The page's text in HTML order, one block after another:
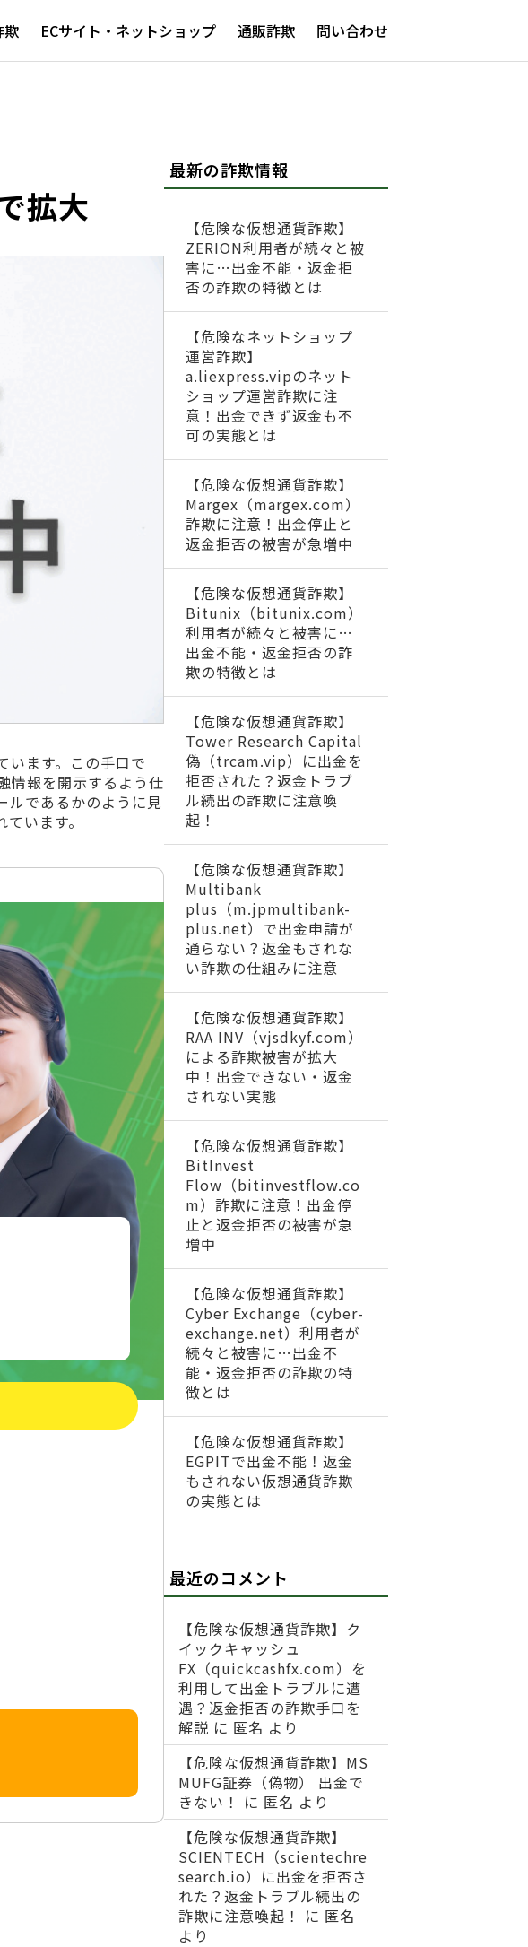
欺 ECサイト・ネットショップ 通販詐欺 問い合わせ
拡大
います。この手口で
情報を開示するよう仕
ルであるかのように見
います。
最新の詐欺情報
【危険な仮想通貨詐欺】
ZERION利用者が続々と被
害に…出金不能・返金拒
否の詐欺の特徴とは
【危険なネットショップ
運営詐欺】
a.liexpress.vipのネット
ショップ運営詐欺に注
意！出金できず返金も不
可の実態とは
【危険な仮想通貨詐欺】
Margex（margex.com）
詐欺に注意！出金停止と
返金拒否の被害が急増中
【危険な仮想通貨詐欺】
Bitunix（bitunix.com）
利用者が続々と被害に…
出金不能・返金拒否の詐
欺の特徴とは
【危険な仮想通貨詐欺】
Tower Research Capital
偽（trcam.vip）に出金を
拒否された？返金トラブ
ル続出の詐欺に注意喚
起！
【危険な仮想通貨詐欺】
Multibank
plus（m.jpmultibank-
plus.net）で出金申請が
通らない？返金もされな
い詐欺の仕組みに注意
【危険な仮想通貨詐欺】
RAA INV（vjsdkyf.com）
による詐欺被害が拡大
中！出金できない・返金
されない実態
【危険な仮想通貨詐欺】
BitInvest
Flow（bitinvestflow.co
m）詐欺に注意！出金停
止と返金拒否の被害が急
増中
【危険な仮想通貨詐欺】
Cyber Exchange（cyber-
exchange.net）利用者が
続々と被害に…出金不
能・返金拒否の詐欺の特
徴とは
【危険な仮想通貨詐欺】
EGPITで出金不能！返金
もされない仮想通貨詐欺
の実態とは
最近のコメント
【危険な仮想通貨詐欺】ク
イックキャッシュ
FX（quickcashfx.com）を
利用して出金トラブルに遭
遇？返金拒否の詐欺手口を
解説 に 匿名 より
【危険な仮想通貨詐欺】MS
MUFG証券（偽物） 出金で
きない！
に 匿名 より
【危険な仮想通貨詐欺】
SCIENTECH（scientechre
search.io）に出金を拒否さ
れた？返金トラブル続出の
詐欺に注意喚起！
に 匿名
より